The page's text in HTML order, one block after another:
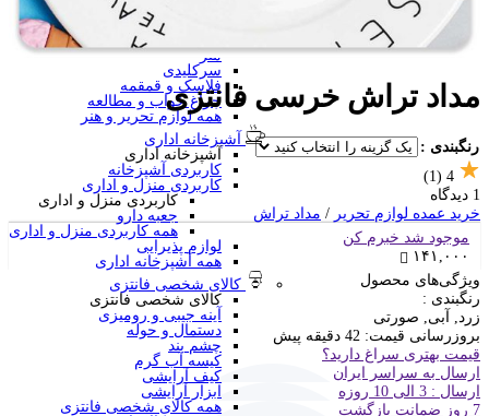
تخته وایت برد
تخته شاسی
ساعت رومیزی
متر
سرکلیدی
فلاسک و قمقمه
چراغ خواب و مطالعه
همه لوازم تحریر و هنر
آشپزخانه اداری
آشپزخانه اداری
کاربردی آشپزخانه
کاربردی منزل و اداری
کاربردی منزل و اداری
جعبه دارو
همه کاربردی منزل و اداری
لوازم پذیرایی
همه آشپزخانه اداری
کالای شخصی فانتزی
کالای شخصی فانتزی
آینه جیبی و رومیزی
دستمال و حوله
چشم بند
کیسه آب گرم
کیف آرایشی
ابزار آرایشی
همه کالای شخصی فانتزی
مداد تراش خرسی فانتزی
رنگبندی :
4
(1)
1 دیدگاه
خرید عمده لوازم تحریر / مداد تراش
موجود شد خبرم کن
۱۴۱,۰۰۰
ویژگی‌های محصول
رنگبندی :
زرد, آبی, صورتی
بروزرسانی قیمت: 42 دقیقه پیش
قیمت بهتری سراغ دارید؟
ارسال به سراسر ایران
ارسال : 3 الی 10 روزه
7 روز ضمانت بازگشت